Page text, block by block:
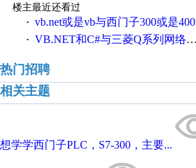
楼主最近还看过
· vb.net或是vb与西门子300或是400plc通信怎么想编写呀！
· VB.NET和C#与三菱Q系列网络通讯的源代码
热门招聘
相关主题
想学学西门子PLC，S7-300，主要...